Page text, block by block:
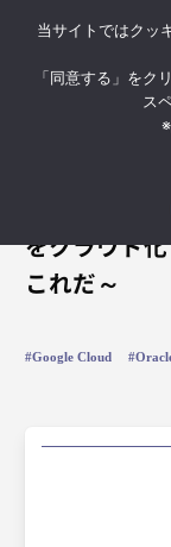
【Google
せ ～オンプ
をクラウド
これだ～
Google Cloud
当サイトではクッ
「同意する」をク
ス